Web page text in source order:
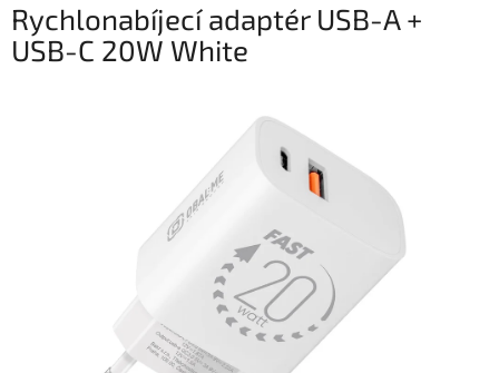
Rychlonabíjecí adaptér USB-A +
USB-C 20W White